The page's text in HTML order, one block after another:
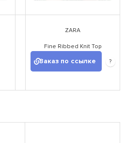
ZARA
Fine Ribbed Knit Top
Заказ по ссылке ?